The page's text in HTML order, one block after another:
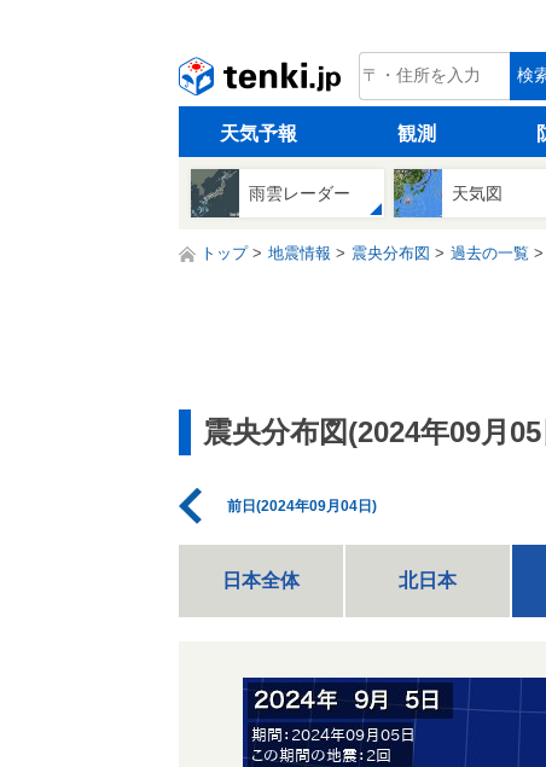
tenki.jp 検
天気予報 観測
雨雲レーダー 天気図
トップ 地震情報 震央分布図 過去の一覧
震央分布図(2024年09月
前日(2024年09月04日)
日本全体 北日本